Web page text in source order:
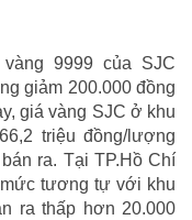
9999 của SJC
giảm 200.000 đồng
giá vàng SJC ở khu
triệu đồng/lượng
ra. Tại TP.Hồ Chí
mức tương tự với khu
ra thấp hơn 20.000